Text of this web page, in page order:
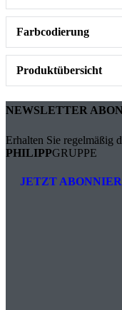
Farbcodierung
Produktübersicht
NEWSLETTER
Erhalten Sie regelmäßig
PHILIPPGRUPPE
JETZT